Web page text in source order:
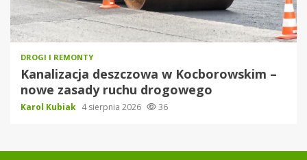
DROGI I REMONTY
Kanalizacja deszczowa w Kocborowskim –
nowe zasady ruchu drogowego
Karol Kubiak 4 sierpnia 2026 36